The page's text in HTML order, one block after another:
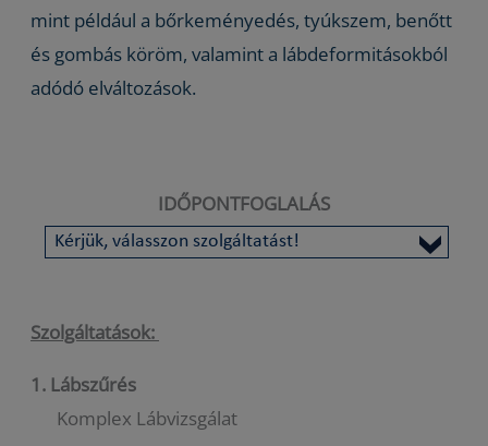
mint például a bőrkeményedés, tyúkszem, benőtt
és gombás köröm, valamint a lábdeformitásokból
adódó elváltozások.
IDŐPONTFOGLALÁS
Szolgáltatások:
1. Lábszűrés
Komplex Lábvizsgálat